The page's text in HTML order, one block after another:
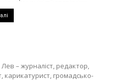
– журналіст, редактор,
карикатурист, громадсько-